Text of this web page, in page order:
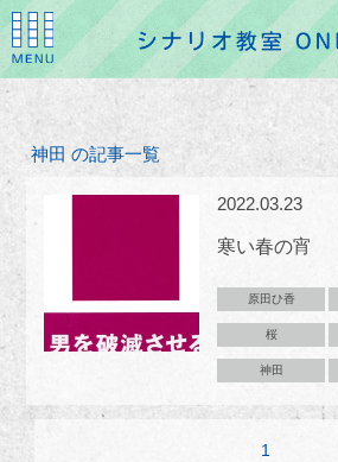
神田 の記事一覧
2022.03.23
寒い春の宵
原田ひ香
桜
神田
1